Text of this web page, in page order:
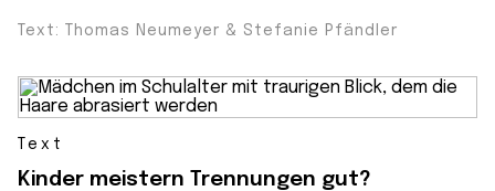
Text: Thomas Neumeyer & Stefanie Pfändler
Text
Kinder meistern Trennungen gut?